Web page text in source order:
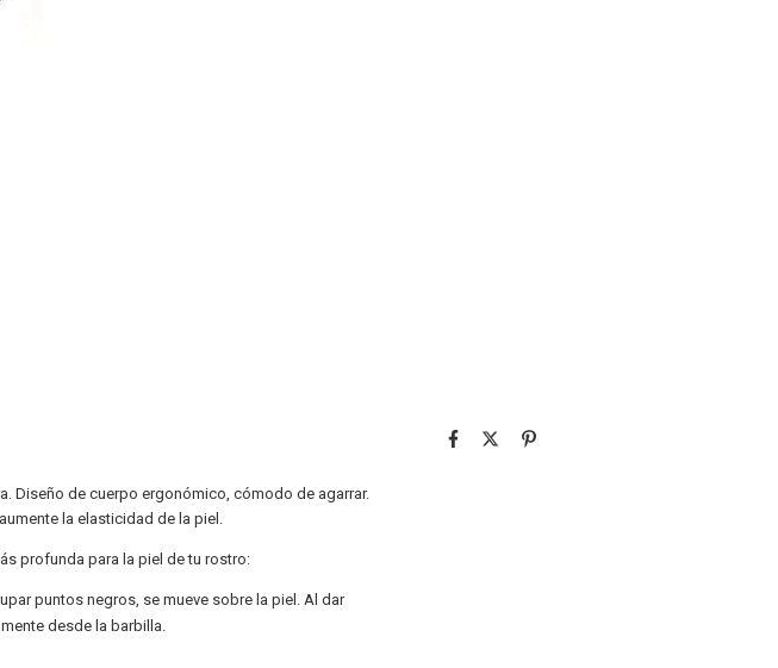
Diseño de cuerpo ergonómico, cómodo de agarrar.
la elasticidad de la piel.
profunda para la piel de tu rostro:
puntos negros, se mueve sobre la piel. Al dar
desde la barbilla.